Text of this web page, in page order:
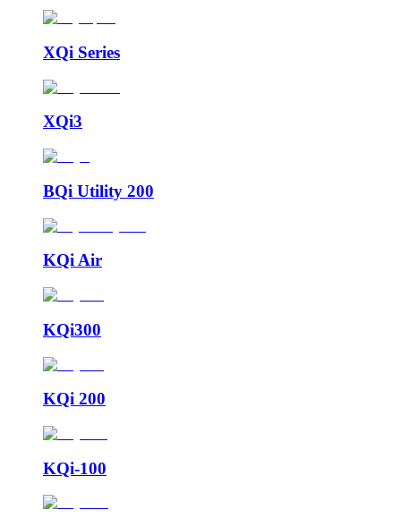
XQi Series
XQi3
BQi Utility 200
KQi Air
KQi300
KQi 200
KQi-100